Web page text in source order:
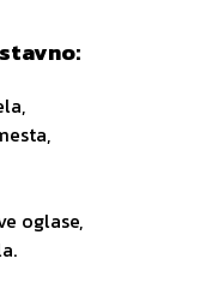
oglase,